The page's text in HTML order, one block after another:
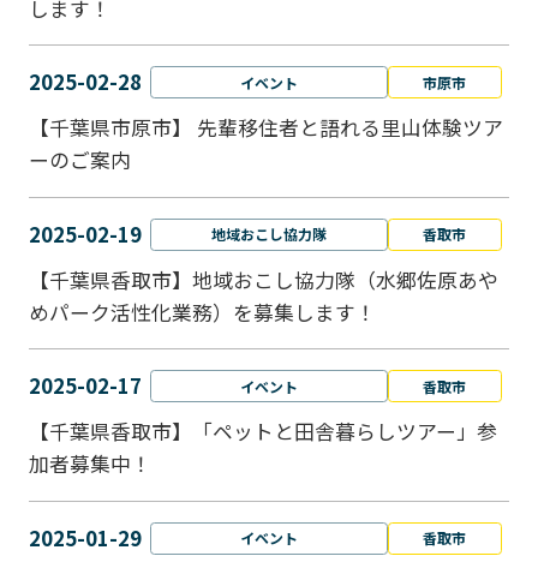
します！
2025-02-28 イベント 市原市
【千葉県市原市】 先輩移住者と語れる里山体験ツア
ーのご案内
2025-02-19 地域おこし協力隊 香取市
【千葉県香取市】地域おこし協力隊（水郷佐原あや
めパーク活性化業務）を募集します！
2025-02-17 イベント 香取市
【千葉県香取市】「ペットと⽥舎暮らしツアー」参
加者募集中！
2025-01-29 イベント 香取市